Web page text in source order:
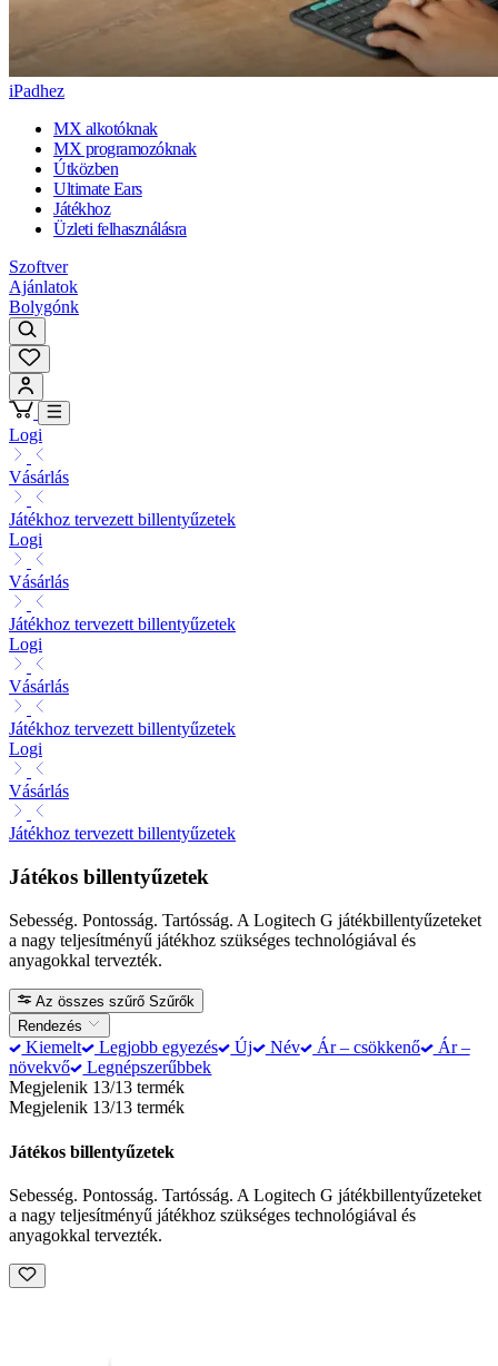
iPadhez
MX alkotóknak
MX programozóknak
Útközben
Ultimate Ears
Játékhoz
Üzleti felhasználásra
Szoftver
Ajánlatok
Bolygónk
Logi
Vásárlás
Játékhoz tervezett billentyűzetek
Logi
Vásárlás
Játékhoz tervezett billentyűzetek
Logi
Vásárlás
Játékhoz tervezett billentyűzetek
Logi
Vásárlás
Játékhoz tervezett billentyűzetek
Játékos billentyűzetek
Sebesség. Pontosság. Tartósság. A Logitech G játékbillentyűzeteket
a nagy teljesítményű játékhoz szükséges technológiával és
anyagokkal tervezték.
Az összes szűrő Szűrők
Rendezés
Kiemelt Legjobb egyezés Új Név Ár – csökkenő
Ár –
növekvő
Legnépszerűbbek
Megjelenik 13/13 termék
Megjelenik 13/13 termék
Játékos billentyűzetek
Sebesség. Pontosság. Tartósság. A Logitech G játékbillentyűzeteket
a nagy teljesítményű játékhoz szükséges technológiával és
anyagokkal tervezték.